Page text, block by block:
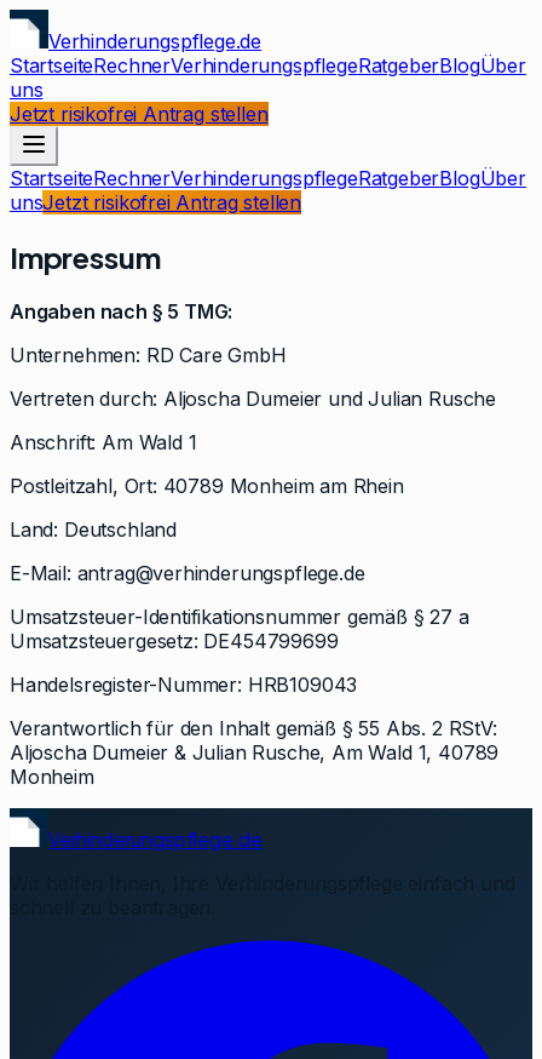
Verhinderungspflege.de
StartseiteRechnerVerhinderungspflegeRatgeberBlogÜber
uns
Jetzt risikofrei Antrag stellen
StartseiteRechnerVerhinderungspflegeRatgeberBlogÜber
unsJetzt risikofrei Antrag stellen
Impressum
Angaben nach § 5 TMG:
Unternehmen: RD Care GmbH
Vertreten durch: Aljoscha Dumeier und Julian Rusche
Anschrift: Am Wald 1
Postleitzahl, Ort: 40789 Monheim am Rhein
Land: Deutschland
E-Mail: antrag@verhinderungspflege.de
Umsatzsteuer-Identifikationsnummer gemäß § 27 a
Umsatzsteuergesetz: DE454799699
Handelsregister-Nummer: HRB109043
Verantwortlich für den Inhalt gemäß § 55 Abs. 2 RStV:
Aljoscha Dumeier & Julian Rusche, Am Wald 1, 40789
Monheim
Verhinderungspflege.de